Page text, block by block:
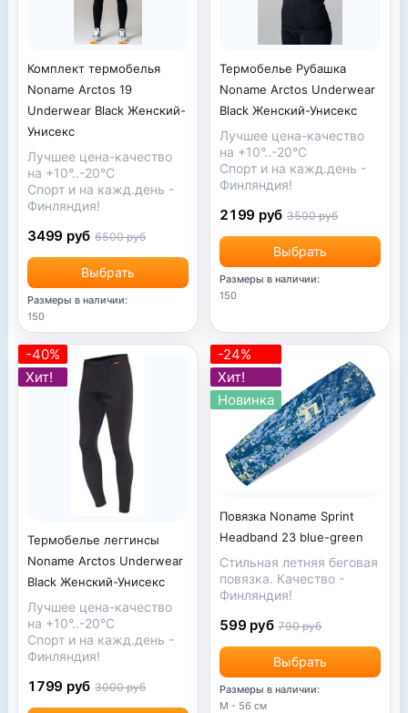
Комплект термобелья
Noname Arctos 19
Underwear Black Женский-
Унисекс
Лучшее цена-качество
на +10°..-20°С
Спорт и на кажд.день -
Финляндия!
Выбрать
3499 руб 6500 руб
Размеры в наличии:
150
Термобелье Рубашка
Noname Arctos Underwear
Black Женский-Унисекс
Лучшее цена-качество
на +10°..-20°С
Спорт и на кажд.день -
Финляндия!
Выбрать
2199 руб 3500 руб
Размеры в наличии:
150
-40%
Хит!
Термобелье леггинсы
Noname Arctos Underwear
Black Женский-Унисекс
Лучшее цена-качество
на +10°..-20°С
Спорт и на кажд.день -
Финляндия!
1799 руб 3000 руб
-24%
Хит!
Новинка
Повязка Noname Sprint
Headband 23 blue-green
Стильная летняя беговая
повязка. Качество -
Финляндия!
Выбрать
599 руб 790 руб
Размеры в наличии:
М - 56 см